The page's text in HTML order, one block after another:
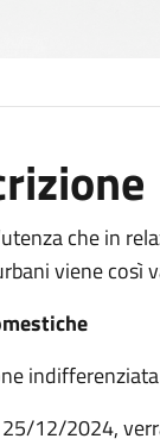
che in
viene così
12/2024,